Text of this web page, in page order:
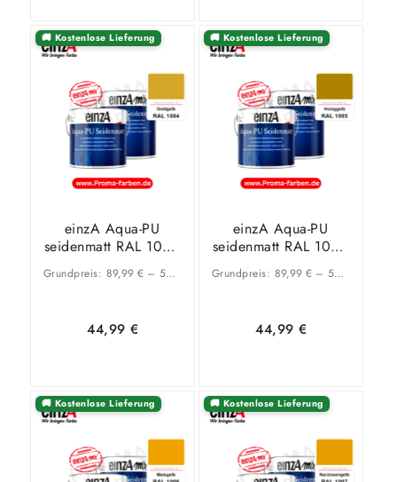
🚚 Kostenlose Lieferung
einzA Aqua-PU
seidenmatt RAL 1004
Grundpreis: 89,99 €–53,34 l
44,99€
🚚 Kostenlose Lieferung
einzA Aqua-PU
seidenmatt RAL 1005
Grundpreis: 89,99 €–53,34
44,99€
🚚 Kostenlose Lieferung 🚚 Kostenlose Lieferung